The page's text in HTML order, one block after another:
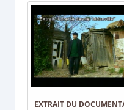
EXTRAIT DU